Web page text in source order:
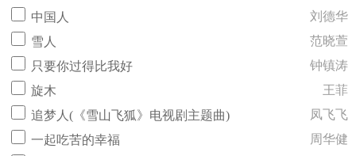
中国人
刘德华
雪人
范晓萱
只要你过得比我好
钟镇涛
旋木
王菲
追梦人(《雪山飞狐》电视剧主题曲)
凤飞飞
一起吃苦的幸福
周华健